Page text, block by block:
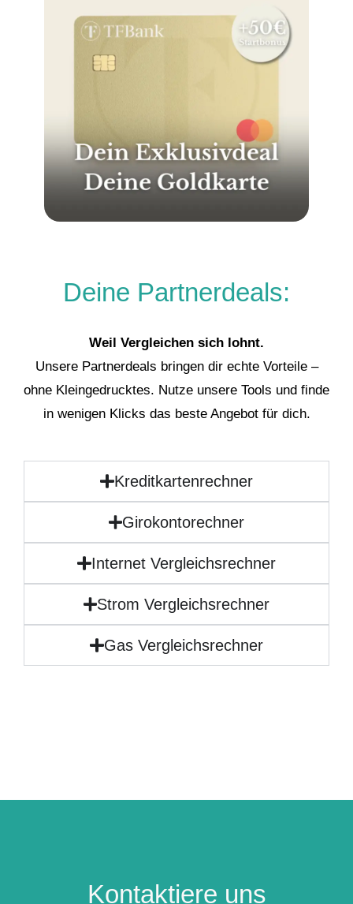
Deine Partnerdeals:
Weil Vergleichen sich lohnt.
Unsere Partnerdeals bringen dir echte Vorteile –
ohne Kleingedrucktes. Nutze unsere Tools und finde
in wenigen Klicks das beste Angebot für dich.
Kreditkartenrechner
Girokontorechner
Internet Vergleichsrechner
Strom Vergleichsrechner
Gas Vergleichsrechner
Kontaktiere uns